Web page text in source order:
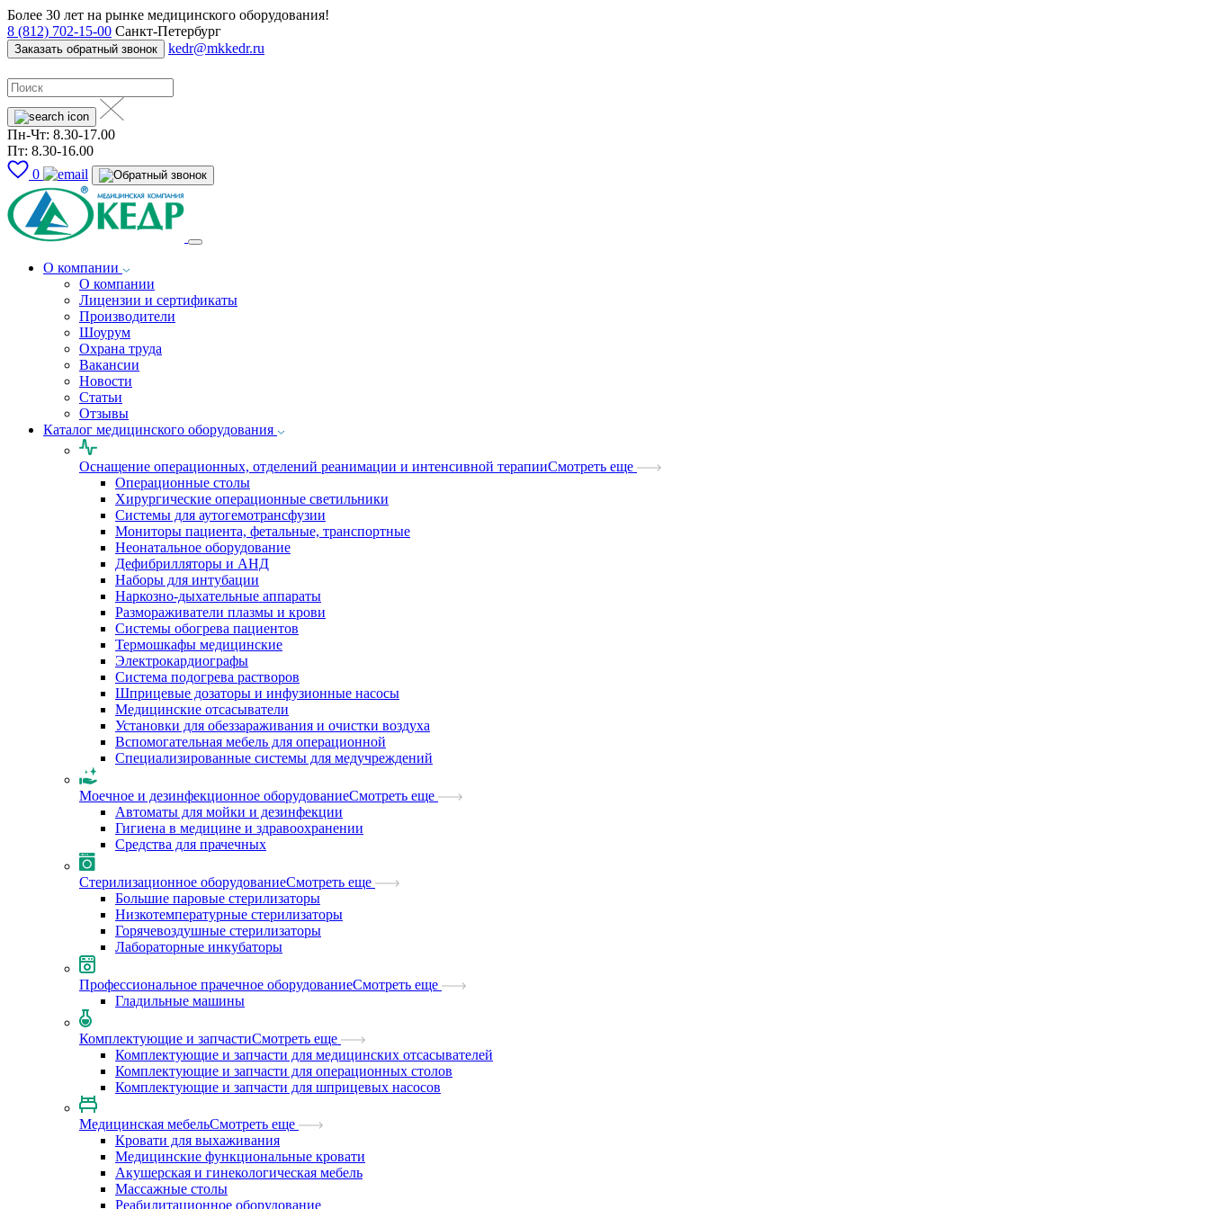
Более 30 лет на рынке медицинского оборудования!
8 (812) 702-15-00 Санкт-Петербург
Заказать обратный звонок kedr@mkkedr.ru
Пн-Чт: 8.30-17.00
Пт: 8.30-16.00
0
О компании
О компании
Лицензии и сертификаты
Производители
Шоурум
Охрана труда
Вакансии
Новости
Статьи
Отзывы
Каталог медицинского оборудования
Оснащение операционных, отделений реанимации и интенсивной терапииСмотреть еще
Операционные столы
Хирургические операционные светильники
Системы для аутогемотрансфузии
Мониторы пациента, фетальные, транспортные
Неонатальное оборудование
Дефибрилляторы и АНД
Наборы для интубации
Наркозно-дыхательные аппараты
Размораживатели плазмы и крови
Системы обогрева пациентов
Термошкафы медицинские
Электрокардиографы
Cистема подогрева растворов
Шприцевые дозаторы и инфузионные насосы
Медицинские отсасыватели
Установки для обеззараживания и очистки воздуха
Вспомогательная мебель для операционной
Специализированные системы для медучреждений
Моечное и дезинфекционное оборудованиеСмотреть еще
Автоматы для мойки и дезинфекции
Гигиена в медицине и здравоохранении
Средства для прачечных
Стерилизационное оборудованиеСмотреть еще
Большие паровые стерилизаторы
Низкотемпературные стерилизаторы
Горячевоздушные стерилизаторы
Лабораторные инкубаторы
Профессиональное прачечное оборудованиеСмотреть еще
Гладильные машины
Комплектующие и запчастиСмотреть еще
Комплектующие и запчасти для медицинских отсасывателей
Комплектующие и запчасти для операционных столов
Комплектующие и запчасти для шприцевых насосов
Медицинская мебельСмотреть еще
Кровати для выхаживания
Медицинские функциональные кровати
Акушерская и гинекологическая мебель
Массажные столы
Реабилитационное оборудование